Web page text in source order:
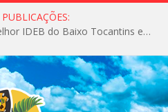
Igarapé-Miri conquista o melhor IDEB do Baixo Tocantins e avança na qualidade da educação pública